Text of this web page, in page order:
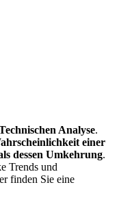
Analyse.
einer
dessen Umkehrung.
Trends und
finden Sie eine